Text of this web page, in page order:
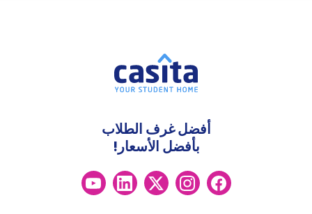
أفضل غرف الطلاب
بأفضل الأسعار!